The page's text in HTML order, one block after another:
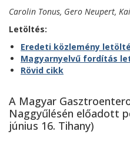
Carolin Tonus, Gero Neupert,
Letöltés:
Eredeti közlemény
Magyarnyelvű fordítás
Rövid cikk
A Magyar
Naggyűlésén előadott
június 16. Tihany)